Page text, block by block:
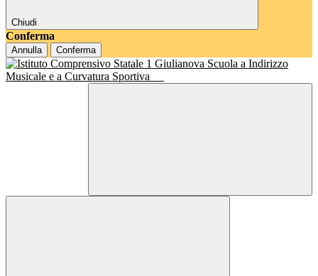
Chiudi
Conferma
Annulla Conferma
Scuola a Indirizzo
Musicale e a Curvatura Sportiva